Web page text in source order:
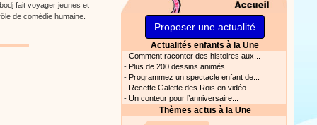
Proposer une vidéo
pour mieux
! Si vous êtes parents,
c’est un rituel très
bien entendu. Si vous
à devenir un meilleur
fait voyager jeunes et
de comédie humaine.
Proposer une actualité
Actualités enfants à la Une
- Comment raconter des histoires aux...
- Plus de 200 dessins animés...
- Programmez un spectacle enfant de...
- Recette Galette des Rois en vidéo
- Un conteur pour l’anniversaire...
Thèmes actus à la Une